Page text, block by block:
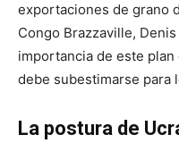
exportaciones de grano
Congo Brazzaville,
importancia de este
debe subestimarse para
La postura de